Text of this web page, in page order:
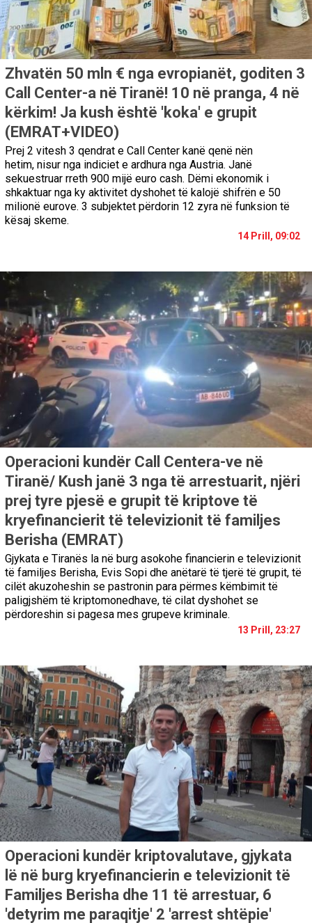
Zhvatën 50 mln € nga evropianët, goditen 3
Call Center-a në Tiranë! 10 në pranga, 4 në
kërkim! Ja kush është 'koka' e grupit
(EMRAT+VIDEO)
Prej 2 vitesh 3 qendrat e Call Center kanë qenë nën
hetim, nisur nga indiciet e ardhura nga Austria. Janë
sekuestruar rreth 900 mijë euro cash. Dëmi ekonomik i
shkaktuar nga ky aktivitet dyshohet të kalojë shifrën e 50
milionë eurove. 3 subjektet përdorin 12 zyra në funksion të
kësaj skeme.
14 Prill, 09:02
Operacioni kundër Call Centera-ve në
Tiranë/ Kush janë 3 nga të arrestuarit, njëri
prej tyre pjesë e grupit të kriptove të
kryefinancierit të televizionit të familjes
Berisha (EMRAT)
Gjykata e Tiranës la në burg asokohe financierin e televizionit
të familjes Berisha, Evis Sopi dhe anëtarë të tjerë të grupit, të
cilët akuzoheshin se pastronin para përmes këmbimit të
paligjshëm të kriptomonedhave, të cilat dyshohet se
përdoreshin si pagesa mes grupeve kriminale.
13 Prill, 23:27
Operacioni kundër kriptovalutave, gjykata
lë në burg kryefinancierin e televizionit të
Familjes Berisha dhe 11 të arrestuar, 6
'detyrim me paraqitje' 2 'arrest shtëpie'